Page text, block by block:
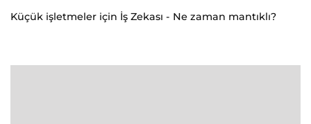
Küçük işletmeler için İş Zekası - Ne zaman mantıklı?